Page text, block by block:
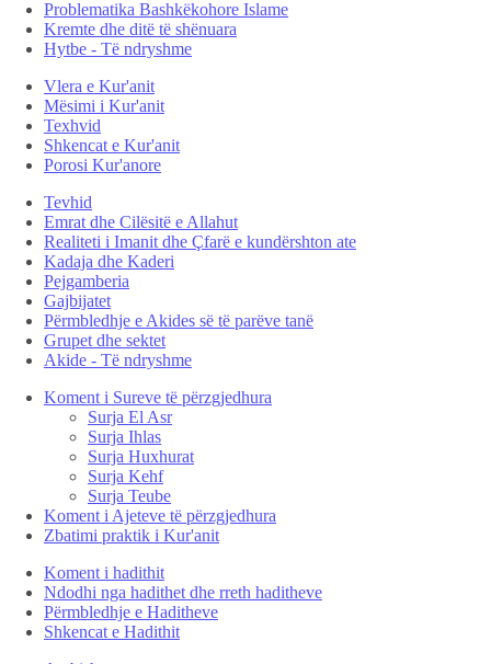
Problematika Bashkëkohore Islame
Kremte dhe ditë të shënuara
Hytbe - Të ndryshme
Vlera e Kur'anit
Mësimi i Kur'anit
Texhvid
Shkencat e Kur'anit
Porosi Kur'anore
Tevhid
Emrat dhe Cilësitë e Allahut
Realiteti i Imanit dhe Çfarë e kundërshton ate
Kadaja dhe Kaderi
Pejgamberia
Gajbijatet
Përmbledhje e Akides së të parëve tanë
Grupet dhe sektet
Akide - Të ndryshme
Koment i Sureve të përzgjedhura
Surja El Asr
Surja Ihlas
Surja Huxhurat
Surja Kehf
Surja Teube
Koment i Ajeteve të përzgjedhura
Zbatimi praktik i Kur'anit
Koment i hadithit
Ndodhi nga hadithet dhe rreth haditheve
Përmbledhje e Haditheve
Shkencat e Hadithit